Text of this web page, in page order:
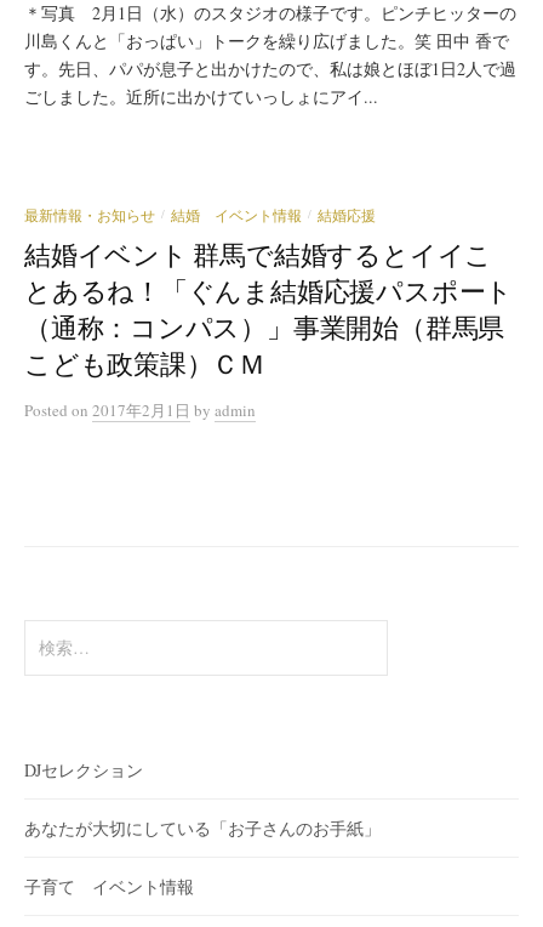
＊写真 2月1日（水）のスタジオの様子です。ピンチヒッターの
川島くんと「おっぱい」トークを繰り広げました。笑 田中 香で
す。先日、パパが息子と出かけたので、私は娘とほぼ1日2人で過
ごしました。近所に出かけていっしょにアイ...
最新情報・お知らせ / 結婚 イベント情報 / 結婚応援
結婚イベント 群馬で結婚するとイイこ
とあるね！「ぐんま結婚応援パスポート
（通称：コンパス）」事業開始（群馬県
こども政策課）ＣＭ
Posted on 2017年2月1日 by admin
索:
DJセレクション
あなたが大切にしている「お子さんのお手紙」
子育て イベント情報